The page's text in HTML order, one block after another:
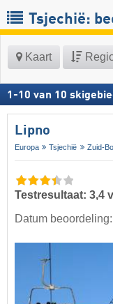
Tsjechië:
Kaart
1 -10 van 10
Lipno
Europa Tsjechië Zuid-
Testresultaat: 3,4
Datum